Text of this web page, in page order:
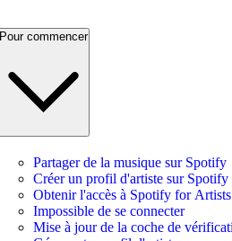
Pour commencer
Partager de la musique sur Spotify
Créer un profil d'artiste sur Spotify
Obtenir l'accès à Spotify for Artists
Impossible de se connecter
Mise à jour de la coche de